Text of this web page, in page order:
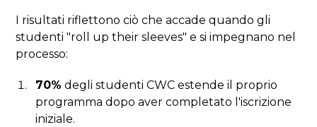
I risultati riflettono ciò che accade quando gli
studenti "roll up their sleeves" e si impegnano nel
processo:
70% degli studenti CWC estende il proprio
programma dopo aver completato l'iscrizione
iniziale.